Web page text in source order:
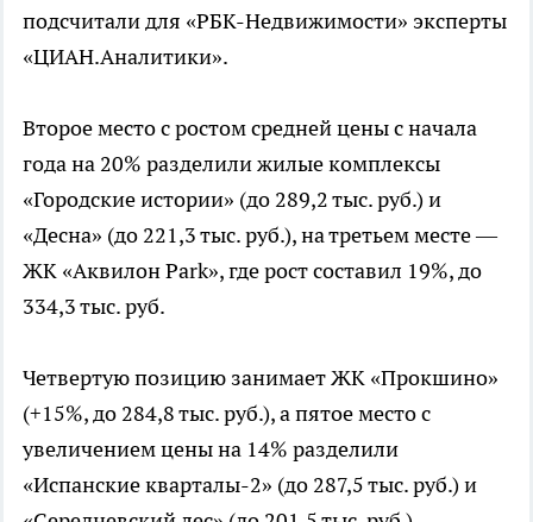
подсчитали для «РБК-Недвижимости» эксперты
«ЦИАН.Аналитики».
Второе место с ростом средней цены с начала
года на 20% разделили жилые комплексы
«Городские истории» (до 289,2 тыс. руб.) и
«Десна» (до 221,3 тыс. руб.), на третьем месте —
ЖК «Аквилон Park», где рост составил 19%, до
334,3 тыс. руб.
Четвертую позицию занимает ЖК «Прокшино»
(+15%, до 284,8 тыс. руб.), а пятое место с
увеличением цены на 14% разделили
«Испанские кварталы-2» (до 287,5 тыс. руб.) и